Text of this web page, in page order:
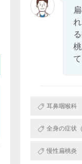
耳鼻咽喉科
全身の症状
慢性扁桃炎